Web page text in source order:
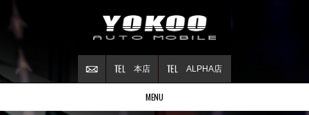
ALPHA店
本店
MENU